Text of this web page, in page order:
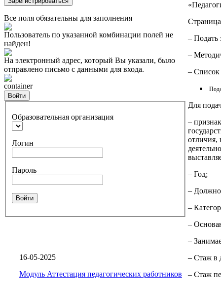
Все поля обязательны для заполнения
Пользователь по указанной комбинации полей не
найден!
На электронный адрес, который Вы указали, было
отправлено письмо с данными для входа.
container
Войти
Образовательная организация
Логин
Пароль
Войти
16-05-2025
Модуль Аттестация педагогических работников
– Подать
–
– Список
Для
–
отличия,
– Год;
–
–
–
–
– Стаж в
– Стаж